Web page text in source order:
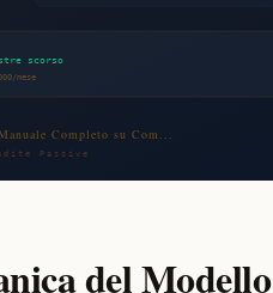
del Modello